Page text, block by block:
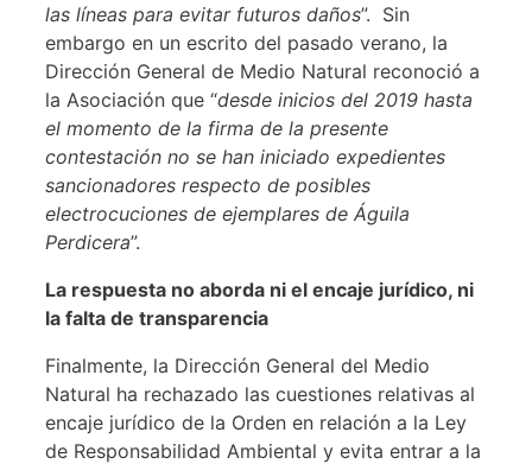
las líneas para evitar futuros daños”. Sin
embargo en un escrito del pasado verano, la
Dirección General de Medio Natural reconoció a
la Asociación que “desde inicios del 2019 hasta
el momento de la firma de la presente
contestación no se han iniciado expedientes
sancionadores respecto de posibles
electrocuciones de ejemplares de Águila
Perdicera”.
La respuesta no aborda ni el encaje jurídico, ni
la falta de transparencia
Finalmente, la Dirección General del Medio
Natural ha rechazado las cuestiones relativas al
encaje jurídico de la Orden en relación a la Ley
de Responsabilidad Ambiental y evita entrar a la